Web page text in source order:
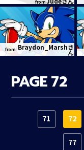
from
from Braydon_Marshさ
ん
PAGE72
71 72
77